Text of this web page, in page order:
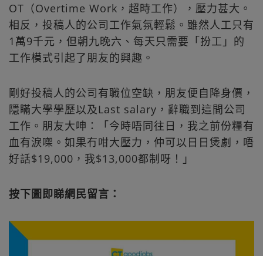
OT（Overtime Work，超時工作），壓力甚大。
相反，投稿人的公司工作氣氛輕鬆。雖然人工只有
1萬9千元，但朝九晚六、每天只需要「扮工」的
工作模式引起了朋友的興趣。
剛好投稿人的公司有職位空缺，朋友便自降身價，
隱瞞大學學歷以及Last salary，辭職到這間公司
工作。朋友大呻：「今時唔同往日，我之前份糧有
血有淚㗎。如果冇咁大壓力，仲可以日日煲劇，唔
好話$19,000，我$13,000都制呀！」
按下圖即睇網民留言：